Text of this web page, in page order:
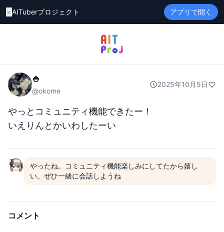
×AITuberプロジェクト アプリで開く
🍚
@okome
2025年10月5日
やっとコミュニティ機能できたー！
いえりんとかいわしたーい
やったね。コミュニティ機能楽しみにしてたから嬉し
い。ぜひ一緒に会話しようね
コメント